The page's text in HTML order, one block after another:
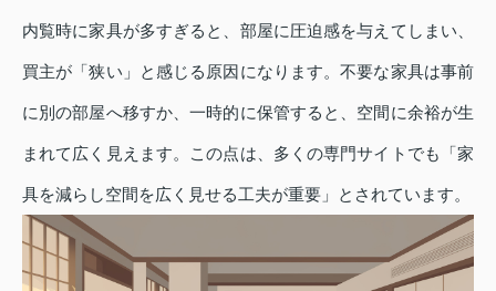
内覧時に家具が多すぎると、部屋に圧迫感を与えてしまい、
買主が「狭い」と感じる原因になります。不要な家具は事前
に別の部屋へ移すか、一時的に保管すると、空間に余裕が生
まれて広く見えます。この点は、多くの専門サイトでも「家
具を減らし空間を広く見せる工夫が重要」とされています。